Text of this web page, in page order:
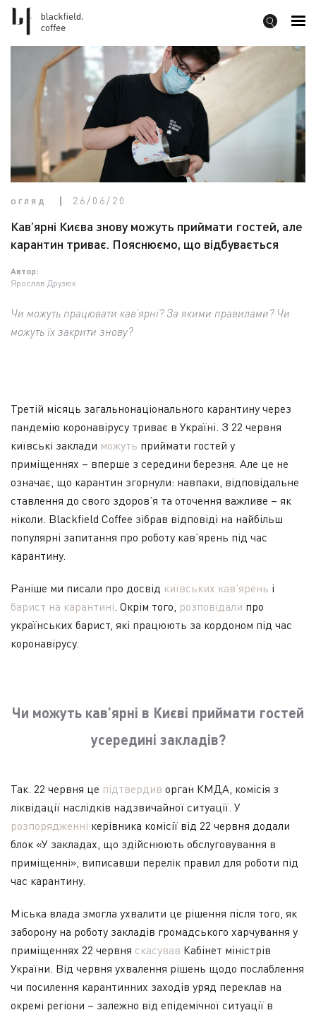
огляд 26/06/20
Кав’ярні Києва знову можуть приймати гостей, але
карантин триває. Пояснюємо, що відбувається
Автор:
Ярослав Друзюк
Чи можуть працювати кав’ярні? За якими правилами? Чи
можуть їх закрити знову?
Третій місяць загальнонаціонального карантину через
пандемію коронавірусу триває в Україні. З 22 червня
київські заклади можуть приймати гостей у
приміщеннях – вперше з середини березня. Але це не
означає, що карантин згорнули: навпаки, відповідальне
ставлення до свого здоров’я та оточення важливе – як
ніколи. Blackfield Coffee зібрав відповіді на найбільш
популярні запитання про роботу кав’ярень під час
карантину.
Раніше ми писали про досвід київських кав’ярень і
барист на карантині. Окрім того, розповідали про
українських барист, які працюють за кордоном під час
коронавірусу.
Чи можуть кав’ярні в Києві приймати гостей
усередині закладів?
Так. 22 червня це підтвердив орган КМДА, комісія з
ліквідації наслідків надзвичайної ситуації. У
розпорядженні керівника комісії від 22 червня додали
блок «У закладах, що здійснюють обслуговування в
приміщенні», виписавши перелік правил для роботи під
час карантину.
Міська влада змогла ухвалити це рішення після того, як
заборону на роботу закладів громадського харчування у
приміщеннях 22 червня скасував Кабінет міністрів
України. Від червня ухвалення рішень щодо послаблення
чи посилення карантинних заходів уряд переклав на
окремі регіони – залежно від епідемічної ситуації в